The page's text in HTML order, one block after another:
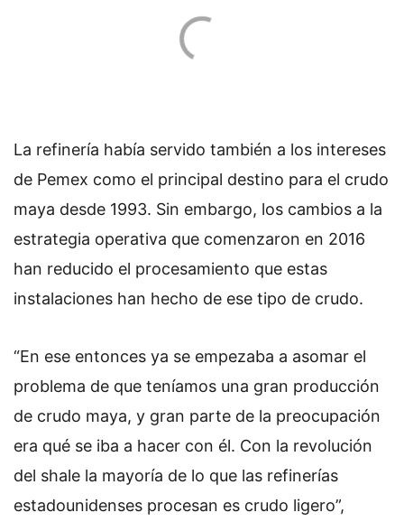
La refinería había servido también a los intereses
de Pemex como el principal destino para el crudo
maya desde 1993. Sin embargo, los cambios a la
estrategia operativa que comenzaron en 2016
han reducido el procesamiento que estas
instalaciones han hecho de ese tipo de crudo.
“En ese entonces ya se empezaba a asomar el
problema de que teníamos una gran producción
de crudo maya, y gran parte de la preocupación
era qué se iba a hacer con él. Con la revolución
del shale la mayoría de lo que las refinerías
estadounidenses procesan es crudo ligero”,